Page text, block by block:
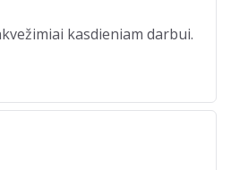
kasdieniam darbui.